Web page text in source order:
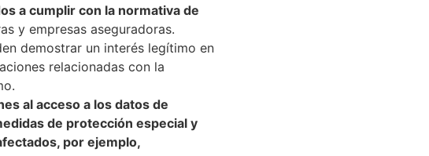
a cumplir con la normativa de
y empresas aseguradoras.
demostrar un interés legítimo en
relacionadas con la
al acceso a los datos de
de protección especial y
por ejemplo,